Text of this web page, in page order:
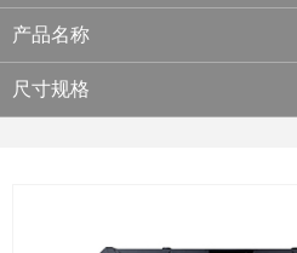
产品名称
尺寸规格